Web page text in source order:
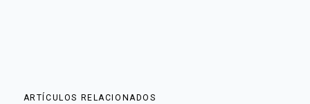
ARTÍCULOS RELACIONADOS